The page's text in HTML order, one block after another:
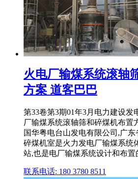
火电厂输煤系统滚轴
方案 道客巴巴
第33卷第3期01年3月电力建设发
厂输煤系统滚轴筛和碎煤机布置
国华粤电台山发电有限公司,广东
碎煤机室是火力发电厂输煤系统
站,也是电厂输煤系统设计和布置
联系电话: 180 3780 8511